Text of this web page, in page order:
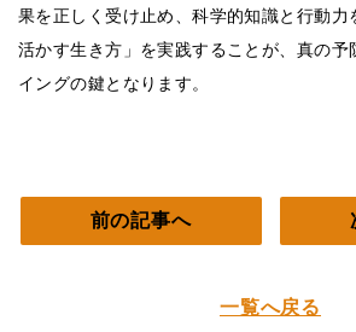
果を正しく受け止め、科学的知識と行動力
活かす生き方」を実践することが、真の予
イングの鍵となります。
前の記事へ
一覧へ戻る